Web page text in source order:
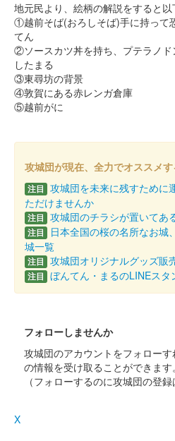
地元民より、絵柄の解説をすると以
①越前そば(おろしそば)手に持って
てん
②ソースカツ丼を持ち、プテラノ
したまる
③東尋坊の背景
④敦賀にある赤レンガ倉庫
⑤越前がに
攻城団が現在、全力でオススメ
注目 攻城団を未来に残すために
ただけませんか
注目 攻城団のチラシが置いてあ
注目
日本全国の桜の名所なお城
城一覧
注目 攻城団オリジナルグッズ販
注目 ぼんてん・まるのLINEスタ
フォローしませんか
攻城団のアカウントをフォロー
の情報を受け取ることができます。
（フォローするのに攻城団の登録
X